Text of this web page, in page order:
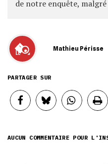
de notre enquête,
Mathieu Périsse
PARTAGER SUR
AUCUN COMMENTAIRE POUR